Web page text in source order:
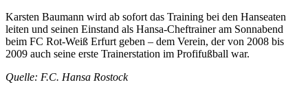
Karsten Baumann wird ab sofort das Training bei den Hanseaten
leiten und seinen Einstand als Hansa-Cheftrainer am Sonnabend
beim FC Rot-Weiß Erfurt geben – dem Verein, der von 2008 bis
2009 auch seine erste Trainerstation im Profifußball war.
Quelle: F.C. Hansa Rostock